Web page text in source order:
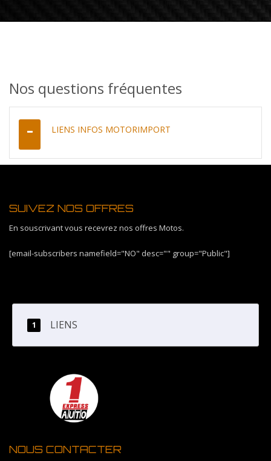
Nos questions fréquentes
LIENS INFOS MOTORIMPORT
SUIVEZ NOS OFFRES
En souscrivant vous recevrez nos offres Motos.
[email-subscribers namefield="NO" desc="" group="Public"]
LIENS
NOUS CONTACTER